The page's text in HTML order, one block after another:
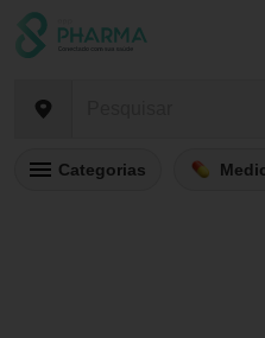
Categorias